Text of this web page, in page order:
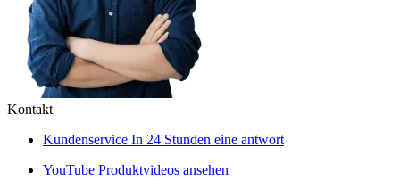
Kontakt
Kundenservice In 24 Stunden eine antwort
YouTube Produktvideos ansehen